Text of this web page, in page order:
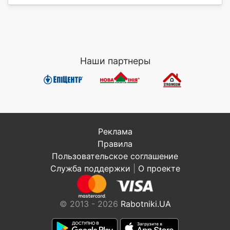
Наши партнеры
Реклама
Правила
Пользовательское соглашение
Служба поддержки
О проекте
© 2013 - 2026 Rabotniki.UA